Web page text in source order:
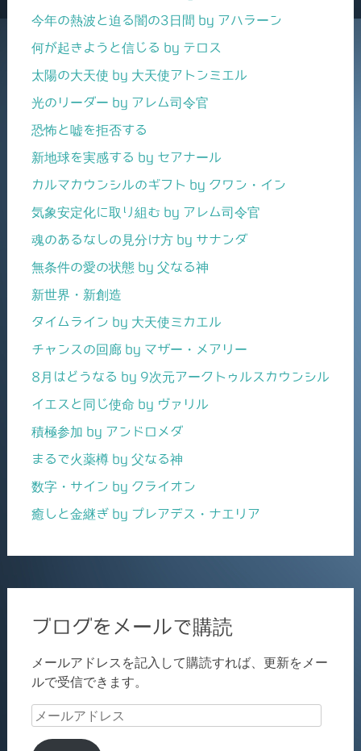
今年の熱波と迫る闇の3日間 by アハラーン
何が起きようと信じる by テロス
太陽の大天使 by 大天使アトンミエル
光のリーダー by アレム司令官
恐怖と嘘を拒否する
新地球を実感する by セアナール
カルマカウンシルのギフト by クワン・イン
気象安定化に取り組む by アレム司令官
魂のあるなしの見分け方 by サナンダ
無条件の愛の状態 by 父なる神
新世界・新創造
タイムライン by 大天使ミカエル
チャンスの回廊 by マザー・メアリー
8月はどうなる by 9次元アークトゥルスカウンシル
イエスと同じ使命 by ヴァリル
積極参加 by アンドロメダ
まるで火薬樽 by 父なる神
数字・サイン by クライオン
癒しと金継ぎ by プレアデス・ナエリア
ブログをメールで購読
メールアドレスを記入して購読すれば、更新をメー
ルで受信できます。
メ